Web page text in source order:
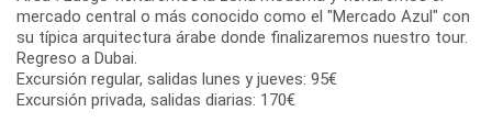
mercado central o más conocido como el "Mercado Azul" con
su típica arquitectura árabe donde finalizaremos nuestro tour.
Regreso a Dubai.
Excursión regular, salidas lunes y jueves: 95€
Excursión privada, salidas diarias: 170€